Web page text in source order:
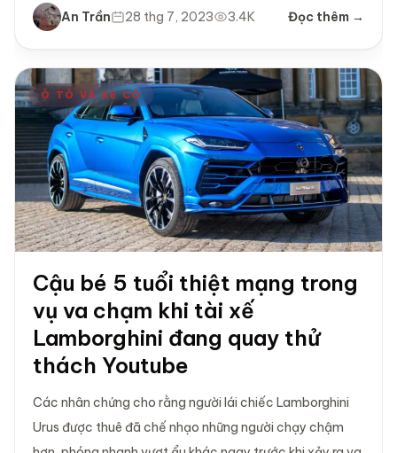
An Trần 28 thg 7, 2023 3.4K Đọc thêm →
Ô TÔ VÀ XE CỘ
Cậu bé 5 tuổi thiệt mạng trong
vụ va chạm khi tài xế
Lamborghini đang quay thử
thách Youtube
Các nhân chứng cho rằng người lái chiếc Lamborghini
Urus được thuê đã chế nhạo những người chạy chậm